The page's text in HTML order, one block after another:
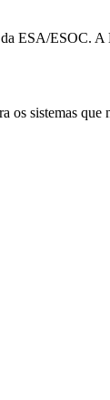
ESA/ESOC.
os sistemas